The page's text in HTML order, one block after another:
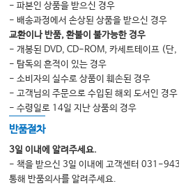
- 파본인 상품을 받으신 경우
- 배송과정에서 손상된 상품을 받으신 경우
교환이나 반품, 환불이 불가능한 경우
- 개봉된 DVD, CD-ROM, 카세트테이프 (단,
- 탐독의 흔적이 있는 경우
- 소비자의 실수로 상품이 훼손된 경우
- 고객님의 주문으로 수입된 해외 도서인 경우
- 수령일로 14일 지난 상품의 경우
반품절차
3일 이내에 알려주세요.
- 책을 받으신 3일 이내에 고객센터 031-
통해 반품의사를 알려주세요.